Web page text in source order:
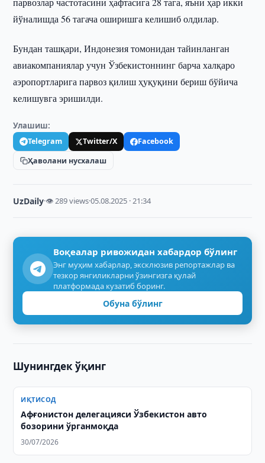
йўналишда 56 тагача оширишга келишиб олдилар.
Бундан ташқари, Индонезия томонидан тайинланган
авиакомпаниялар учун Ўзбекистоннинг барча халқаро
аэропортларига парвоз қилиш ҳуқуқини бериш бўйича
келишувга эришилди.
Улашиш:
Telegram Twitter/X
Facebook
Ҳаволани нусхалаш
UzDaily·👁 289 views·05.08.2025 · 21:34
Воқеалар ривожидан хабардор бўлинг
Энг муҳим хабарлар, эксклюзив репортажлар ва
тезкор янгиликларни ўзингизга қулай
платформада кузатиб боринг.
Обуна бўлинг
Шунингдек ўқинг
ИҚТИСОД
Афғонистон делегацияси Ўзбекистон авто
бозорини ўрганмоқда
30/07/2026